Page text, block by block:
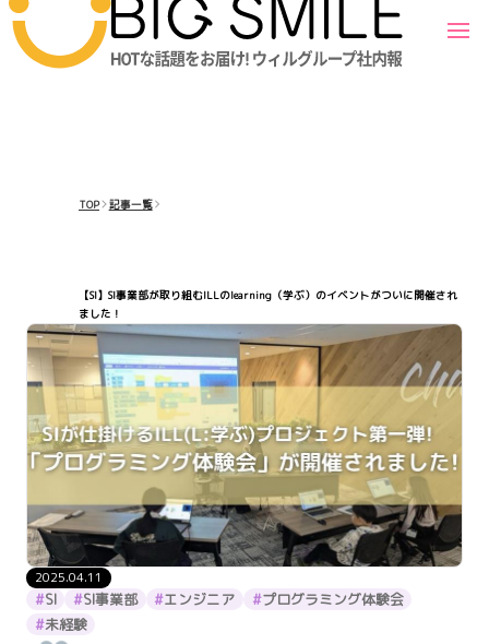
TOP 記事一覧
【SI】SI事業部が取り組むILLのlearning（学ぶ）のイベントがついに開催され
ました！
2025.04.11
SI SI事業部 エンジニア
プログラミング体験会
未経験